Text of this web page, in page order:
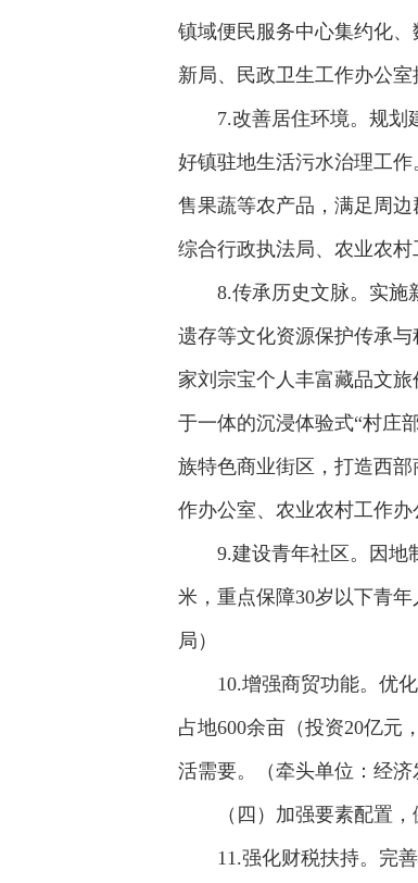
镇域便民服务中心集约化
新局、民政卫生工作办公室
7.改善居住环境。规划
好镇驻地生活污水治理工
售果蔬等农产品，满足周
综合行政执法局、农业农村
8.传承历史文脉。实施
遗存等文化资源保护传承
家刘宗宝个人丰富藏品文
于一体的沉浸体验式“村庄
族特色商业街区，打造西
作办公室、农业农村工作办
9.建设青年社区。因地
米，重点保障30岁以下青
局）
10.增强商贸功能。优
占地600余亩（投资20亿元
活需要。（牵头单位：经
（四）加强要素配置
11.强化财税扶持。完